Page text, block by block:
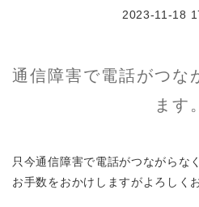
2023-11-18
通信障害で電話がつな
ます。
只今通信障害で電話がつながらな
お手数をおかけしますがよろしく